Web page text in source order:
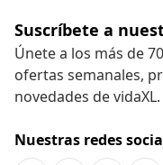
Suscríbete a
Únete a los más de
ofertas semanales,
novedades de vidaXL.
Nuestras redes